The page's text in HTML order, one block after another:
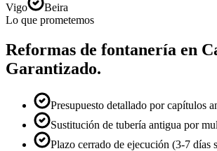
Vigo
Beira
Lo que prometemos
Reformas de fontanería en
Garantizado.
Presupuesto detallado por capítulos
Sustitución de tubería antigua por
Plazo cerrado de ejecución (3-7 días